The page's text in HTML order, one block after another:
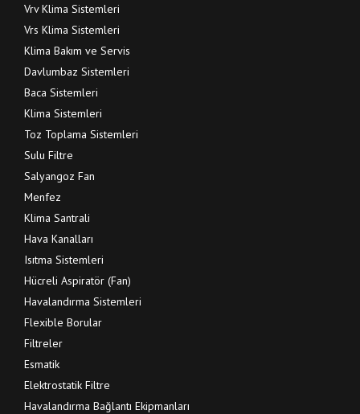
Vrv Klima Sistemleri
Vrs Klima Sistemleri
Klima Bakım ve Servis
Davlumbaz Sistemleri
Baca Sistemleri
Klima Sistemleri
Toz Toplama Sistemleri
Sulu Filtre
Salyangoz Fan
Menfez
Klima Santrali
Hava Kanalları
Isıtma Sistemleri
Hücreli Aspiratör (Fan)
Havalandırma Sistemleri
Flexible Borular
Filtreler
Esmatik
Elektrostatik Filtre
Havalandırma Bağlantı Ekipmanları